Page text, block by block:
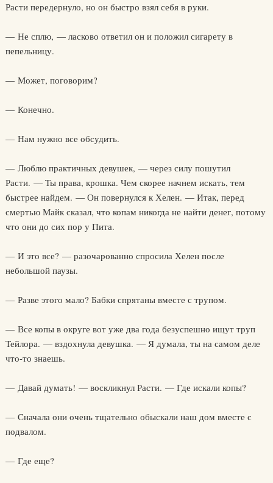
Расти передернуло, но он быстро взял себя в руки.
— Не сплю, — ласково ответил он и положил сигарету в
пепельницу.
— Может, поговорим?
— Конечно.
— Нам нужно все обсудить.
— Люблю практичных девушек, — через силу пошутил
Расти. — Ты права, крошка. Чем скорее начнем искать, тем
быстрее найдем. — Он повернулся к Хелен. — Итак, перед
смертью Майк сказал, что копам никогда не найти денег, потому
что они до сих пор у Пита.
— И это все? — разочарованно спросила Хелен после
небольшой паузы.
— Разве этого мало? Бабки спрятаны вместе с трупом.
— Все копы в округе вот уже два года безуспешно ищут труп
Тейлора. — вздохнула девушка. — Я думала, ты на самом деле
что-то знаешь.
— Давай думать! — воскликнул Расти. — Где искали копы?
— Сначала они очень тщательно обыскали наш дом вместе с
подвалом.
— Где еще?